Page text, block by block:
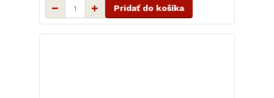
Pridať do košíka